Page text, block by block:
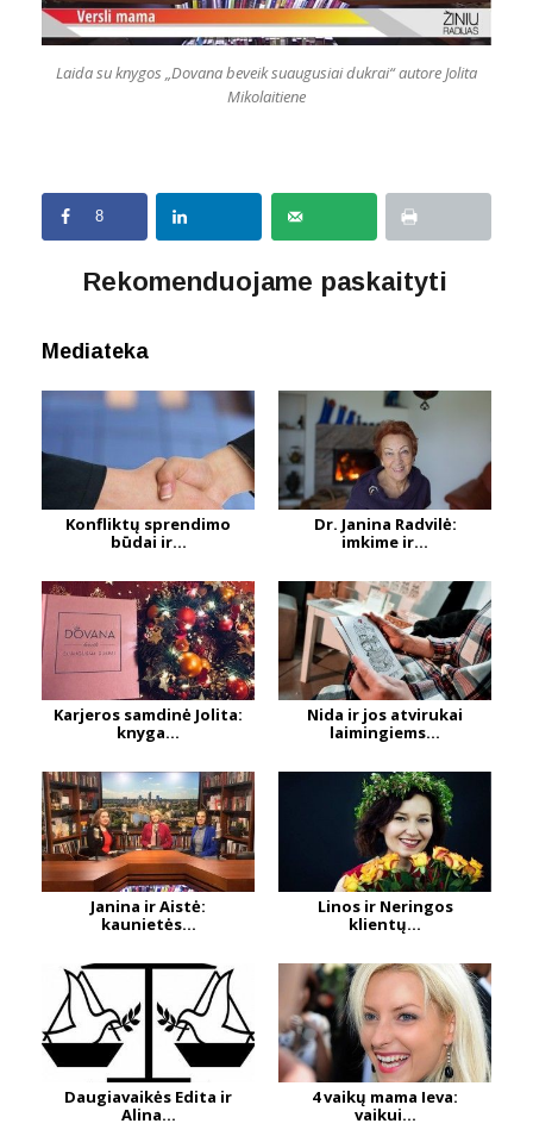
Laida su knygos „Dovana beveik suaugusiai dukrai“ autore Jolita
Mikolaitiene
8
Rekomenduojame paskaityti
Mediateka
Konfliktų sprendimo
būdai ir...
Dr. Janina Radvilė:
imkime ir...
Karjeros samdinė Jolita:
knyga...
Nida ir jos atvirukai
laimingiems...
Janina ir Aistė:
kaunietės...
Linos ir Neringos
klientų...
Daugiavaikės Edita ir
Alina...
4 vaikų mama Ieva:
vaikui...